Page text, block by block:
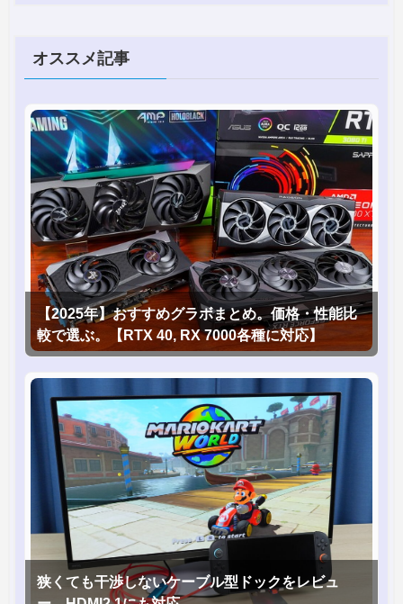
オススメ記事
【2025年】おすすめグラボまとめ。価格・性能比
較で選ぶ。【RTX 40, RX 7000各種に対応】
狭くても干渉しないケーブル型ドックをレビュ